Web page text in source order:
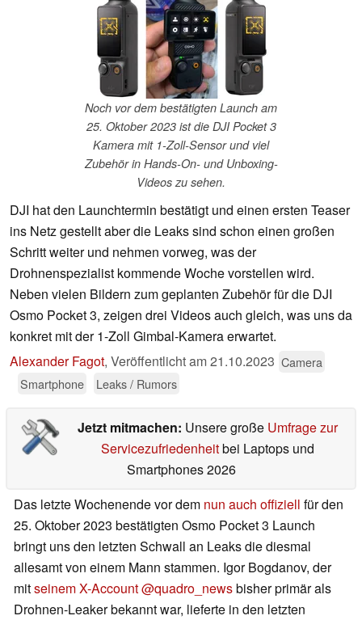
Noch vor dem bestätigten Launch am
25. Oktober 2023 ist die DJI Pocket 3
Kamera mit 1-Zoll-Sensor und viel
Zubehör in Hands-On- und Unboxing-
Videos zu sehen.
DJI hat den Launchtermin bestätigt und einen ersten Teaser
ins Netz gestellt aber die Leaks sind schon einen großen
Schritt weiter und nehmen vorweg, was der
Drohnenspezialist kommende Woche vorstellen wird.
Neben vielen Bildern zum geplanten Zubehör für die DJI
Osmo Pocket 3, zeigen drei Videos auch gleich, was uns da
konkret mit der 1-Zoll Gimbal-Kamera erwartet.
Alexander Fagot, Veröffentlicht am21.10.2023 Camera
Smartphone
Leaks / Rumors
Jetzt mitmachen: Unsere große Umfrage zur
Servicezufriedenheitbei Laptops und
Smartphones 2026
Das letzte Wochenende vor dem nun auch offiziell für den
25. Oktober 2023 bestätigten Osmo Pocket 3 Launch
bringt uns den letzten Schwall an Leaks die diesmal
allesamt von einem Mann stammen. Igor Bogdanov, der
mitseinem X-Account @quadro_newsbisher primär als
Drohnen-Leaker bekannt war, lieferte in den letzten